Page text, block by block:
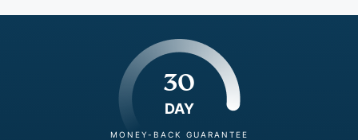
30
DAY
MONEY-BACK GUARANTEE